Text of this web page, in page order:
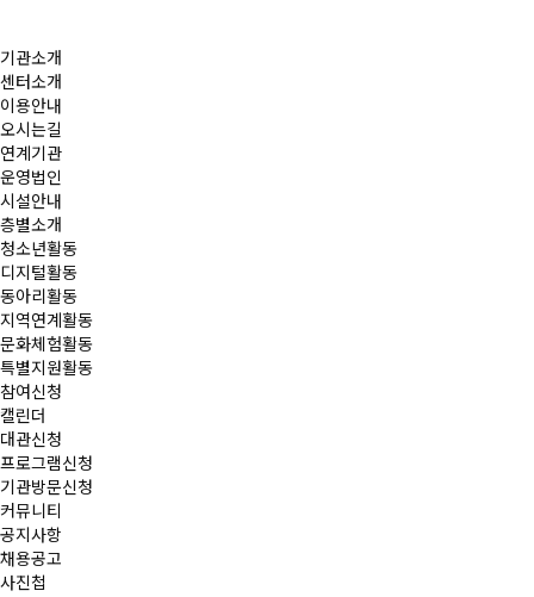
기관소개
센터소개
이용안내
오시는길
연계기관
운영법인
시설안내
층별소개
청소년활동
디지털활동
동아리활동
지역연계활동
문화체험활동
특별지원활동
참여신청
캘린더
대관신청
프로그램신청
기관방문신청
커뮤니티
공지사항
채용공고
사진첩